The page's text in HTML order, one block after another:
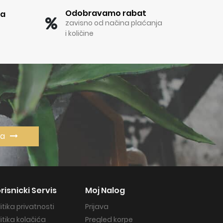
Odobravamo rabat
zavisno od načina plaćanja
i količine
Servis
privatnosti
kolačića
Moj Nalog
Prijava
Pregled korpe